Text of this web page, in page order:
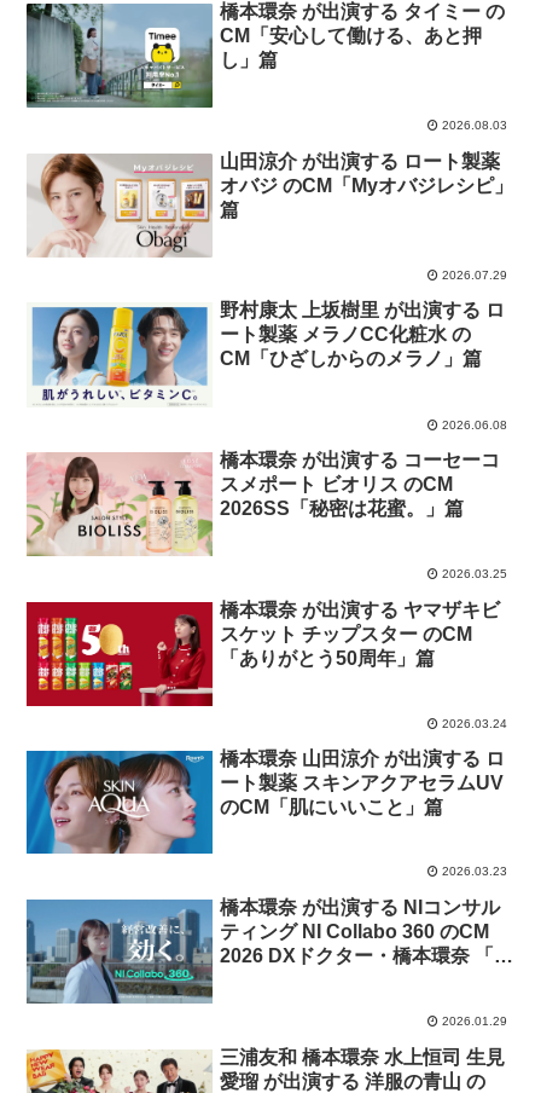
橋本環奈 が出演する タイミー の
CM「安心して働ける、あと押
し」篇
2026.08.03
山田涼介 が出演する ロート製薬
オバジ のCM「Myオバジレシピ」
篇
2026.07.29
野村康太 上坂樹里 が出演する ロ
ート製薬 メラノCC化粧水 の
CM「ひざしからのメラノ」篇
2026.06.08
橋本環奈 が出演する コーセーコ
スメポート ビオリス のCM
2026SS「秘密は花蜜。」篇
2026.03.25
橋本環奈 が出演する ヤマザキビ
スケット チップスター のCM
「ありがとう50周年」篇
2026.03.24
橋本環奈 山田涼介 が出演する ロ
ート製薬 スキンアクアセラムUV
のCM「肌にいいこと」篇
2026.03.23
橋本環奈 が出演する NIコンサル
ティング NI Collabo 360 のCM
2026 DXドクター・橋本環奈 「会
2026.01.29
三浦友和 橋本環奈 水上恒司 生見
愛瑠 が出演する 洋服の青山 の